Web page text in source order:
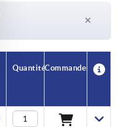
QuantitéCommander